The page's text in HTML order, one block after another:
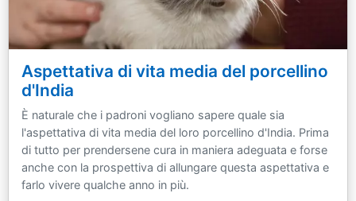
Aspettativa di vita media del porcellino
d'India
È naturale che i padroni vogliano sapere quale sia
l'aspettativa di vita media del loro porcellino d'India. Prima
di tutto per prendersene cura in maniera adeguata e forse
anche con la prospettiva di allungare questa aspettativa e
farlo vivere qualche anno in più.